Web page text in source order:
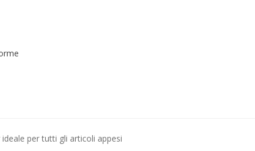
al sito Contatti costruttori
per tutti gli articoli appesi